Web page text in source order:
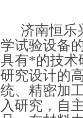
济南恒乐
学试验设备
具有*的技术
研究设计的
统、精密加
入研究，自